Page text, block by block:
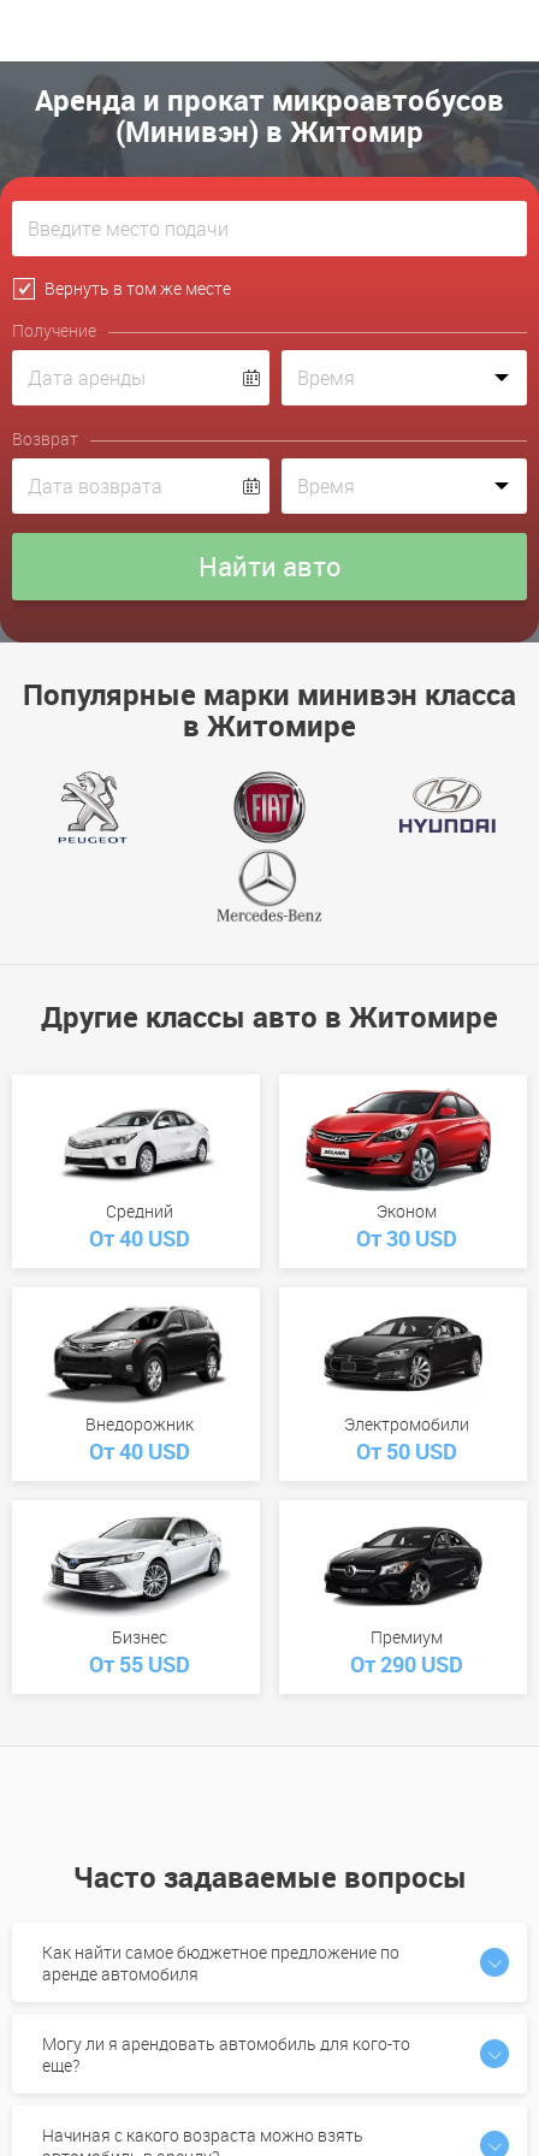
Аренда и прокат микроавтобусов
(Минивэн) в Житомир
Вернуть в том же месте
Получение
Возврат
Популярные марки минивэн класса
в Житомире
Другие классы авто в Житомире
Средний
От 40 USD
Эконом
От 30 USD
Внедорожник
От 40 USD
Электромобили
От 50 USD
Бизнес
От 55 USD
Премиум
От 290 USD
Часто задаваемые вопросы
Как найти самое бюджетное предложение по
аренде автомобиля
Могу ли я арендовать автомобиль для кого-то
еще?
Начиная с какого возраста можно взять